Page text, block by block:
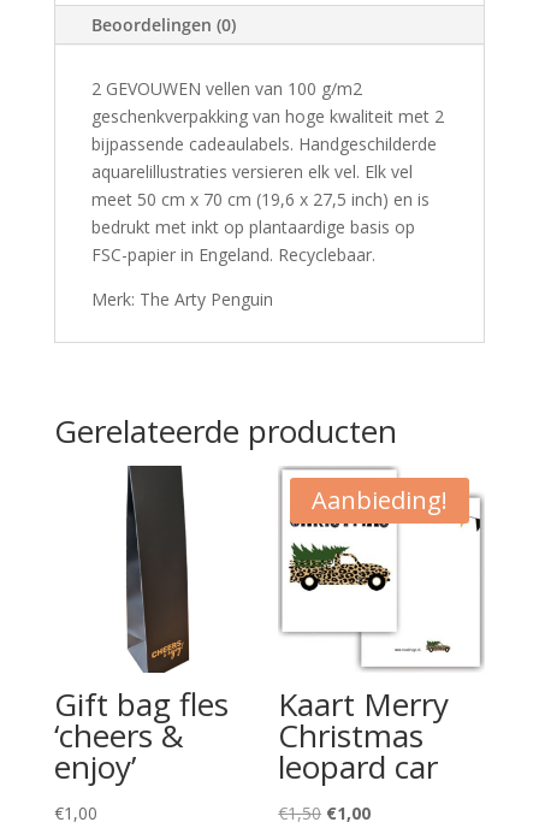
Beoordelingen (0)
2 GEVOUWEN vellen van 100 g/m2
geschenkverpakking van hoge kwaliteit met 2
bijpassende cadeaulabels. Handgeschilderde
aquarelillustraties versieren elk vel. Elk vel
meet 50 cm x 70 cm (19,6 x 27,5 inch) en is
bedrukt met inkt op plantaardige basis op
FSC-papier in Engeland. Recyclebaar.
Merk: The Arty Penguin
Gerelateerde producten
Gift bag fles
‘cheers &
enjoy’
€1,00
Aanbieding!
Kaart Merry
Christmas
leopard car
€1,50 Oorspronkelijke
€1,00Huidige